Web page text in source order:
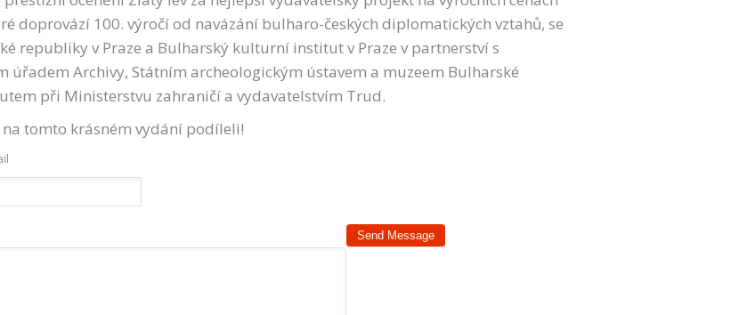
doprovází 100. výročí od navázání bulharo-českých diplomatických vztahů, se
republiky v Praze a Bulharský kulturní institut v Praze v partnerství s
úřadem Archivy, Státním archeologickým ústavem a muzeem Bulharské
při Ministerstvu zahraničí a vydavatelstvím Trud.
na tomto krásném vydání podíleli!